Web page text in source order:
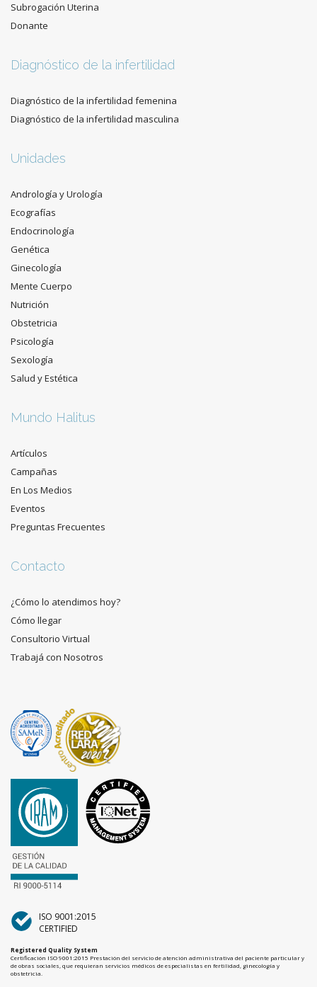
Subrogación Uterina
Donante
Diagnóstico de la infertilidad
Diagnóstico de la infertilidad femenina
Diagnóstico de la infertilidad masculina
Unidades
Andrología y Urología
Ecografías
Endocrinología
Genética
Ginecología
Mente Cuerpo
Nutrición
Obstetricia
Psicología
Sexología
Salud y Estética
Mundo Halitus
Artículos
Campañas
En Los Medios
Eventos
Preguntas Frecuentes
Contacto
¿Cómo lo atendimos hoy?
Cómo llegar
Consultorio Virtual
Trabajá con Nosotros
ISO 9001:2015
CERTIFIED
Registered Quality System
Certificación ISO 9001:2015 Prestación del servicio de atención administrativa del paciente particular y
de obras sociales, que requieran servicios médicos de especialistas en fertilidad, ginecología y
obstetricia.